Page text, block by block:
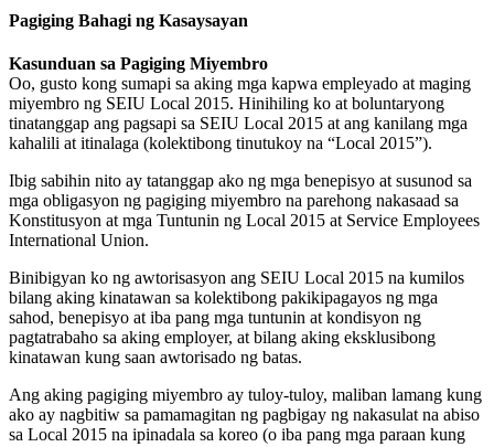
Pagiging Bahagi ng Kasaysayan
Kasunduan sa Pagiging Miyembro
Oo, gusto kong sumapi sa aking mga kapwa empleyado at maging
miyembro ng SEIU Local 2015. Hinihiling ko at boluntaryong
tinatanggap ang pagsapi sa SEIU Local 2015 at ang kanilang mga
kahalili at itinalaga (kolektibong tinutukoy na “Local 2015”).
Ibig sabihin nito ay tatanggap ako ng mga benepisyo at susunod sa
mga obligasyon ng pagiging miyembro na parehong nakasaad sa
Konstitusyon at mga Tuntunin ng Local 2015 at Service Employees
International Union.
Binibigyan ko ng awtorisasyon ang SEIU Local 2015 na kumilos
bilang aking kinatawan sa kolektibong pakikipagayos ng mga
sahod, benepisyo at iba pang mga tuntunin at kondisyon ng
pagtatrabaho sa aking employer, at bilang aking eksklusibong
kinatawan kung saan awtorisado ng batas.
Ang aking pagiging miyembro ay tuloy-tuloy, maliban lamang kung
ako ay nagbitiw sa pamamagitan ng pagbigay ng nakasulat na abiso
sa Local 2015 na ipinadala sa koreo (o iba pang mga paraan kung